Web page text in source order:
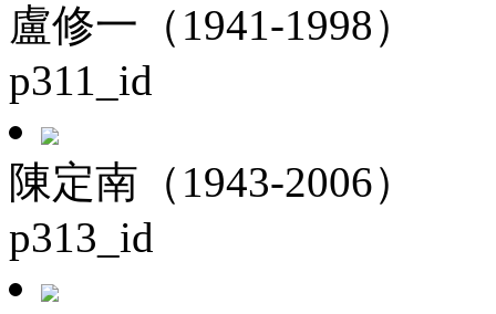
盧修一（1941-1998）
p311_id
陳定南（1943-2006）
p313_id